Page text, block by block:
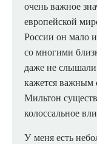
очень важное
европейской
России он мало
со многими
даже не
кажется важным
Мильтон
колоссальное
У меня есть